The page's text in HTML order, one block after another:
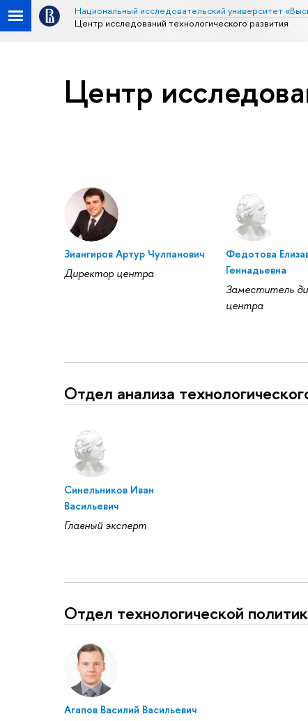
Национальный исследовательский университет
Центр исследований технологического развития
Центр
Зиангиров Артур Чулпанович
Директор центра
Федотова
Геннадьевна
Заместитель
центра
Отдел анализа
Синельников Иван
Васильевич
Главный эксперт
Отдел технологической
Агапов Василий Васильевич